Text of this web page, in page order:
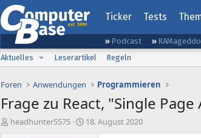
Ticker Tests
Podcast
Aktuelles
Leserartikel Regeln
Foren Anwendungen Programmieren
Frage zu React, "Single
E
headhunter5575
E18. August 2020